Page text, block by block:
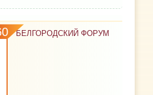
БЕЛГОРОДСКИЙ ФОРУМ